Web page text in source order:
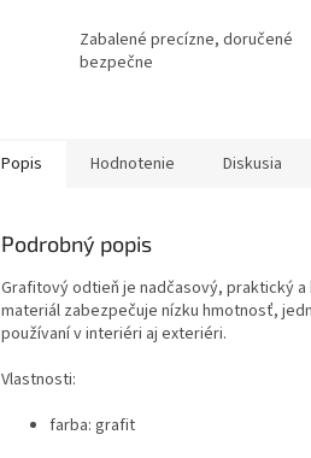
Zabalené precízne, doručené
bezpečne
Popis Hodnotenie Diskusia
Podrobný popis
Grafitový odtieň je nadčasový, praktický
materiál zabezpečuje nízku hmotnosť,
používaní v interiéri aj exteriéri.
Vlastnosti:
farba: grafit